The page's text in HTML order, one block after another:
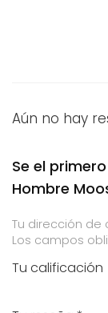
Aún no hay
Se el
Hombre
Tu dirección
Los campos
Tu calificación